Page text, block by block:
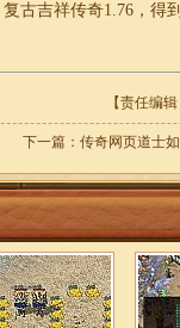
复古吉祥传奇1.76 ，得
【责任编辑
下一篇： 传奇网页道士